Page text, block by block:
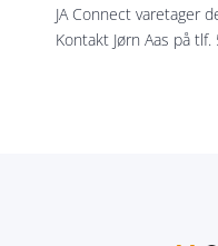
JA Connect varetager
Kontakt Jørn Aas på